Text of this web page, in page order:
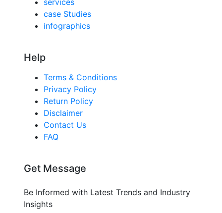
services
case Studies
infographics
Help
Terms & Conditions
Privacy Policy
Return Policy
Disclaimer
Contact Us
FAQ
Get Message
Be Informed with Latest Trends and Industry
Insights